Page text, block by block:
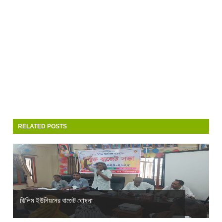
RELATED POSTS
ঝিলিম ইউনিয়নের বাজেট ঘোষনা